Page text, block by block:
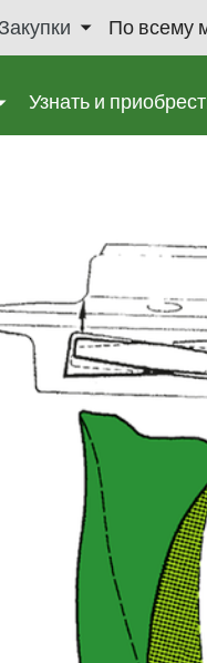
Закупки По всему
Узнать и